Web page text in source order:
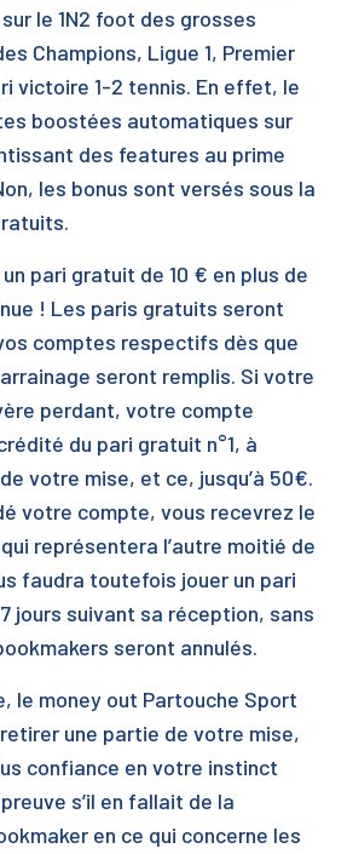
le 1N2 foot des grosses
Champions, Ligue 1, Premier
victoire 1-2 tennis. En effet, le
boostées automatiques sur
des features au prime
les bonus sont versés sous la
pari gratuit de 10 € en plus de
! Les paris gratuits seront
comptes respectifs dès que
seront remplis. Si votre
perdant, votre compte
du pari gratuit n°1, à
votre mise, et ce, jusqu’à 50€.
votre compte, vous recevrez le
représentera l’autre moitié de
faudra toutefois jouer un pari
jours suivant sa réception, sans
seront annulés.
le money out Partouche Sport
une partie de votre mise,
confiance en votre instinct
s’il en fallait de la
en ce qui concerne les